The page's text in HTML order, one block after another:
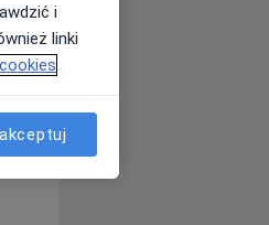
Pon,
10 Sie
i
linki